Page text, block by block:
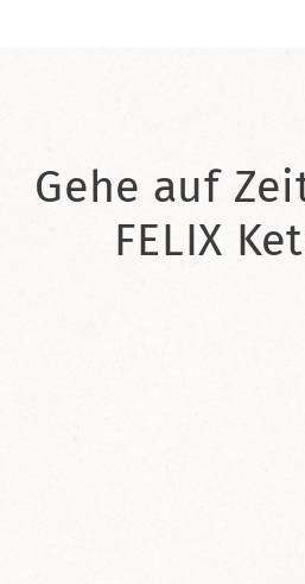
Gehe auf
FELIX